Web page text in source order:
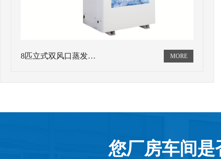
8匹立式双风口蒸发…
您厂房车间